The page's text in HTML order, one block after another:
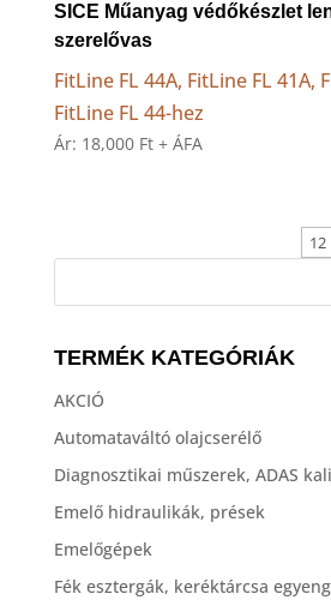
SICE Műanyag védőkészlet
szerelővas
FitLine FL 44A, FitLine FL 41A,
FitLine FL 44-hez
Ár: 18,000 Ft + ÁFA
TERMÉK KATEGÓRIÁK
AKCIÓ
Automataváltó olajcserélő
Diagnosztikai műszerek, ADAS
Emelő hidraulikák, prések
Emelőgépek
Fék esztergák, keréktárcsa